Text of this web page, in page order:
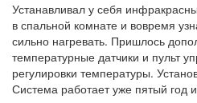
Устанавливал у себя
в спальной комнате и вовремя
сильно нагревать. Пришлось
температурные датчики и пульт
регулировки температуры.
Система работает уже пятый год